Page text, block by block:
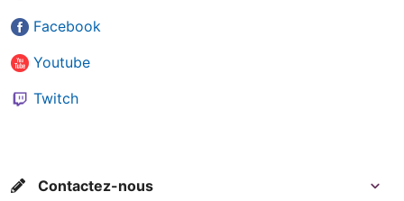
Facebook
Youtube
Twitch
Contactez-nous